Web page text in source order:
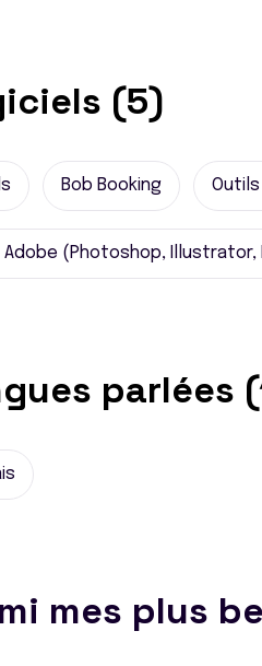
(5)
Bob Booking
Adobe (Photoshop, Illustrator,
parlées
mes plus